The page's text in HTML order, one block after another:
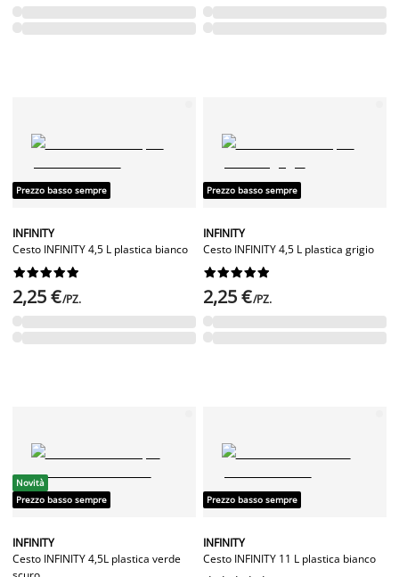
Prezzo basso sempre
INFINITY
Cesto INFINITY 4,5 L plastica bianco






2,25 €/PZ.
Prezzo basso sempre
INFINITY
Cesto INFINITY 4,5 L plastica grigio






2,25 €/PZ.
Novità
Prezzo basso sempre
INFINITY
Cesto INFINITY 4,5L plastica verde
Prezzo basso sempre
INFINITY
Cesto INFINITY 11 L plastica bianco